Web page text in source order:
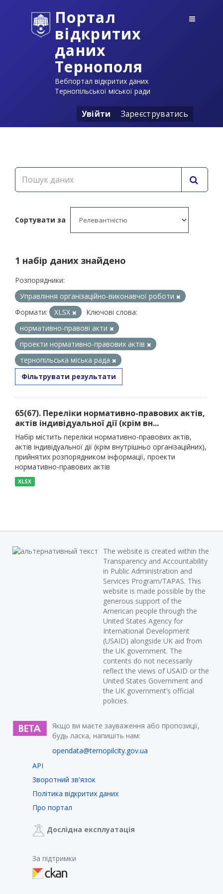
Портал
відкритих
даних
Тернополя
Вебпортал відкритих даних
Тернопільської міської ради
Увійти Зареєструватись
Сортувати за
1 набір даних знайдено
Розпорядники:
Управління організаційно-виконавчої роботи
Формати:
XLSX
Ключові слова:
нормативно-правові акти
проекти нормативно-правових актів
тернопільська міська рада
Фільтрувати результати
65(67). Переліки нормативно-правових актів,
актів індивідуальної дії (крім вн...
Набір містить переліки нормативно-правових актів,
актів індивідуальної дії (крім внутрішньо організаційних),
прийнятих розпорядником інформації, проекти
нормативно-правових актів
XLSX
The website is created within the
Transparency and Accountability
in Public Administration and
Services Program/TAPAS. This
website is made possible by the
generous support of the
American people through the
United States Agency for
International Development
(USAID) alongside UK aid from
the UK government. The
contents do not necessarily
reflect the views of USAID or the
United States Government and
the UK government’s official
policies.
Якщо ви маєте зауваження або пропозиції,
будь ласка, напишіть нам:
opendata@ternopilcity.gov.ua
API
Зворотний зв'язок
Політика відкритих даних
Про портал
Дослідна експлуатація
За підтримки